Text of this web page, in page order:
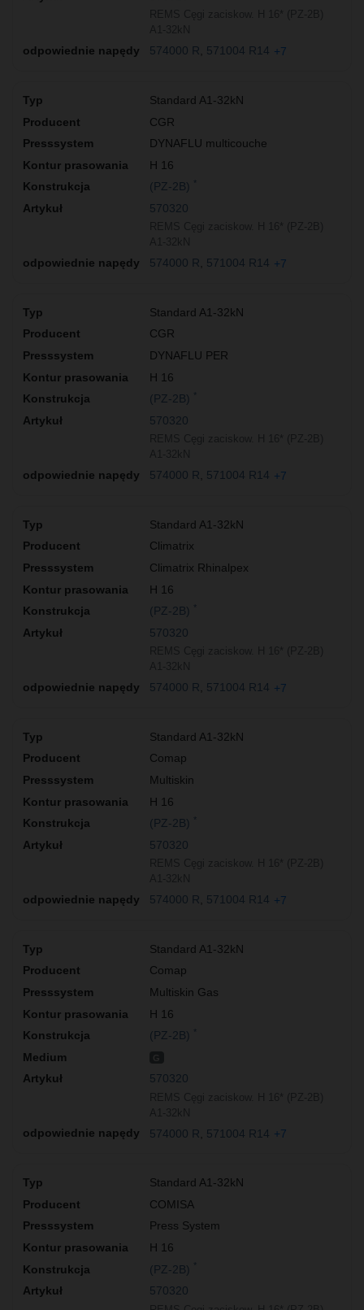
574000 R 571004 R14 +7
Standard A1-32kN
CGR
DYNAFLU multicouche
H 16
(PZ-2B)
570320
574000 R 571004 R14 +7
Standard A1-32kN
CGR
DYNAFLU PER
H 16
(PZ-2B)
570320
574000 R 571004 R14 +7
Standard A1-32kN
Climatrix
Climatrix Rhinalpex
H 16
(PZ-2B)
570320
574000 R 571004 R14 +7
Standard A1-32kN
Comap
Multiskin
H 16
(PZ-2B)
570320
574000 R 571004 R14 +7
Standard A1-32kN
Comap
Multiskin Gas
H 16
(PZ-2B)
570320
574000 R 571004 R14 +7
Standard A1-32kN
COMISA
Press System
H 16
(PZ-2B)
570320